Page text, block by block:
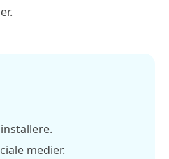
medier.